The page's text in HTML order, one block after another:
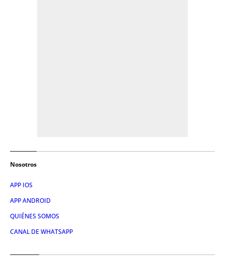
Nosotros
APP IOS
APP ANDROID
QUIÉNES SOMOS
CANAL DE WHATSAPP